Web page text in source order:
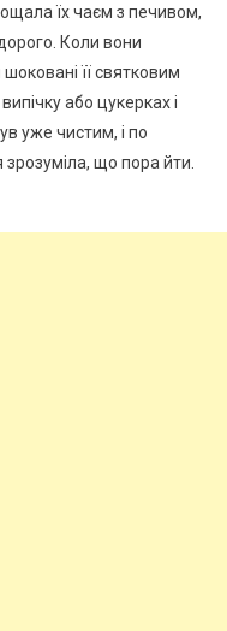
їх чаєм з печивом,
Коли вони
її святковим
або цукерках і
уже чистим, і по
що пора йти.